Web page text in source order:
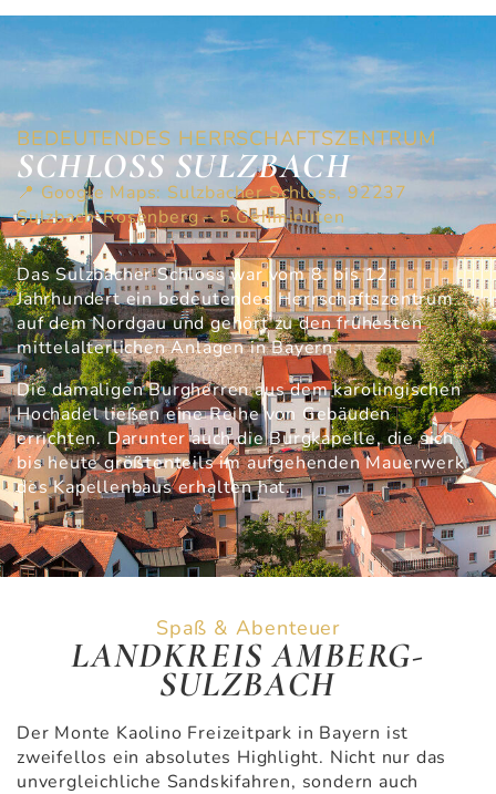
BEDEUTENDES HERRSCHAFTSZENTRUM
SCHLOSS SULZBACH
📍 Google Maps: Sulzbacher Schloss, 92237
Sulzbach-Rosenberg – 5 Gehminuten
Das Sulzbacher Schloss war vom 8. bis 12.
Jahrhundert ein bedeutendes Herrschaftszentrum
auf dem Nordgau und gehört zu den frühesten
mittelalterlichen Anlagen in Bayern.
Die damaligen Burgherren aus dem karolingischen
Hochadel ließen eine Reihe von Gebäuden
errichten. Darunter auch die Burgkapelle, die sich
bis heute größtenteils im aufgehenden Mauerwerk
des Kapellenbaus erhalten hat.
Spaß & Abenteuer
LANDKREIS AMBERG-
SULZBACH
Der Monte Kaolino Freizeitpark in Bayern ist
zweifellos ein absolutes Highlight. Nicht nur das
unvergleichliche Sandskifahren, sondern auch